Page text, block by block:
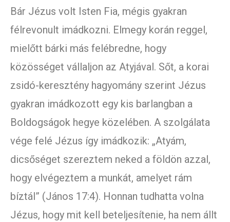
Bár Jézus volt Isten Fia, mégis gyakran
félrevonult imádkozni. Elmegy korán reggel,
mielőtt bárki más felébredne, hogy
közösséget vállaljon az Atyjával. Sőt, a korai
zsidó-keresztény hagyomány szerint Jézus
gyakran imádkozott egy kis barlangban a
Boldogságok hegye közelében. A szolgálata
vége felé Jézus így imádkozik: „Atyám,
dicsőséget szereztem neked a földön azzal,
hogy elvégeztem a munkát, amelyet rám
bíztál” (János 17:4). Honnan tudhatta volna
Jézus, hogy mit kell beteljesítenie, ha nem állt